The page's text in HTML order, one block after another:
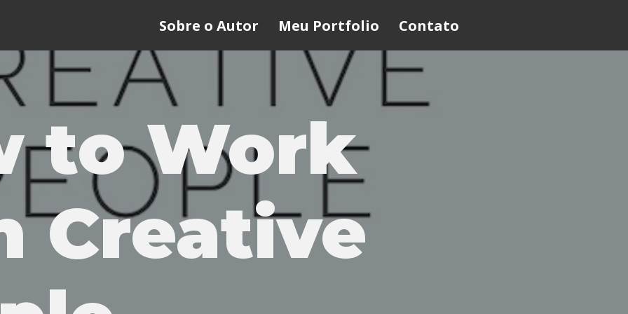
Sobre o Autor Meu Portfolio Contato
to Work
Creative